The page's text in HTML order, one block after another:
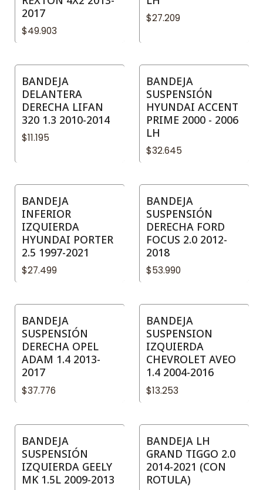
2017
$49.903
$27.209
BANDEJA
DELANTERA
DERECHA LIFAN
320 1.3 2010-2014
$11.195
BANDEJA
SUSPENSIÓN
HYUNDAI ACCENT
PRIME 2000 - 2006
LH
$32.645
BANDEJA
INFERIOR
IZQUIERDA
HYUNDAI PORTER
2.5 1997-2021
$27.499
BANDEJA
SUSPENSIÓN
DERECHA FORD
FOCUS 2.0 2012-
2018
$53.990
BANDEJA
SUSPENSIÓN
DERECHA OPEL
ADAM 1.4 2013-
2017
$37.776
BANDEJA
SUSPENSION
IZQUIERDA
CHEVROLET AVEO
1.4 2004-2016
$13.253
BANDEJA
SUSPENSIÓN
IZQUIERDA GEELY
MK 1.5L 2009-2013
BANDEJA LH
GRAND TIGGO 2.0
2014-2021 (CON
ROTULA)